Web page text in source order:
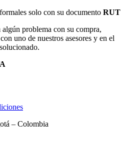
solo con su documento RUT
algún problema con su compra,
uno de nuestros asesores y en el
– Colombia